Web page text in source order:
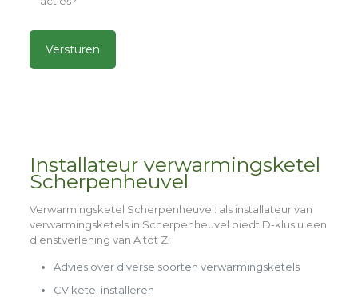
Installateur verwarmingsketel
Scherpenheuvel
Verwarmingsketel Scherpenheuvel: als installateur van
verwarmingsketels in Scherpenheuvel biedt D-klus u een
dienstverlening van A tot Z:
Advies over diverse soorten verwarmingsketels
CV ketel installeren